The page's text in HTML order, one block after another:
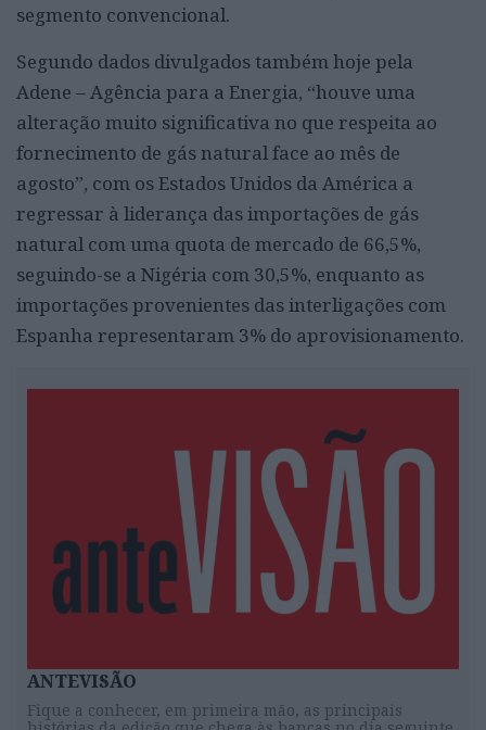
segmento convencional.
Segundo dados divulgados também hoje pela
Adene – Agência para a Energia, “houve uma
alteração muito significativa no que respeita ao
fornecimento de gás natural face ao mês de
agosto”, com os Estados Unidos da América a
regressar à liderança das importações de gás
natural com uma quota de mercado de 66,5%,
seguindo-se a Nigéria com 30,5%, enquanto as
importações provenientes das interligações com
Espanha representaram 3% do aprovisionamento.
ANTEVISÃO
Fique a conhecer, em primeira mão, as principais